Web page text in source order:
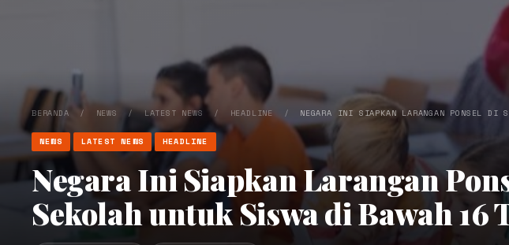
BERANDA / NEWS /LATEST NEWS / HEADLINE / NEGARA INI SIAPKAN LARANGAN PONSEL DI
NEWS LATEST NEWS HEADLINE
Negara Ini Siapkan Larangan
Sekolah untuk Siswa di Bawah 16